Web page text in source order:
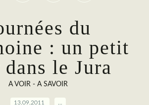
du
: un petit
le Jura
A VOIR - A SAVOIR
13.09.2011